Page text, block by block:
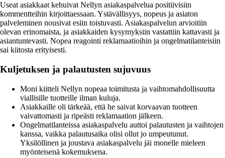
Useat asiakkaat kehuivat Nellyn asiakaspalvelua positiivisiin
kommentteihin kirjoittaessaan. Ystävällisyys, nopeus ja asiaton
palveleminen nousivat esiin toistuvasti. Asiakaspalvelun arvioitiin
olevan erinomaista, ja asiakkaiden kysymyksiin vastattiin kattavasti ja
asiantuntevasti. Nopea reagointi reklamaatioihin ja ongelmatilanteisiin
sai kiitosta erityisesti.
Kuljetuksen ja palautusten sujuvuus
Moni kiitteli Nellyn nopeaa toimitusta ja vaihtomahdollisuutta
viallisille tuotteille ilman kuluja.
Asiakkaille oli tärkeää, että he saivat korvaavan tuotteen
vaivattomasti ja ripeästi reklamaation jälkeen.
Ongelmatilanteissa asiakaspalvelu auttoi palautusten ja vaihtojen
kanssa, vaikka palautusaika olisi ollut jo umpeutunut.
Yksilöllinen ja joustava asiakaspalvelu jäi monelle mieleen
myönteisenä kokemuksena.